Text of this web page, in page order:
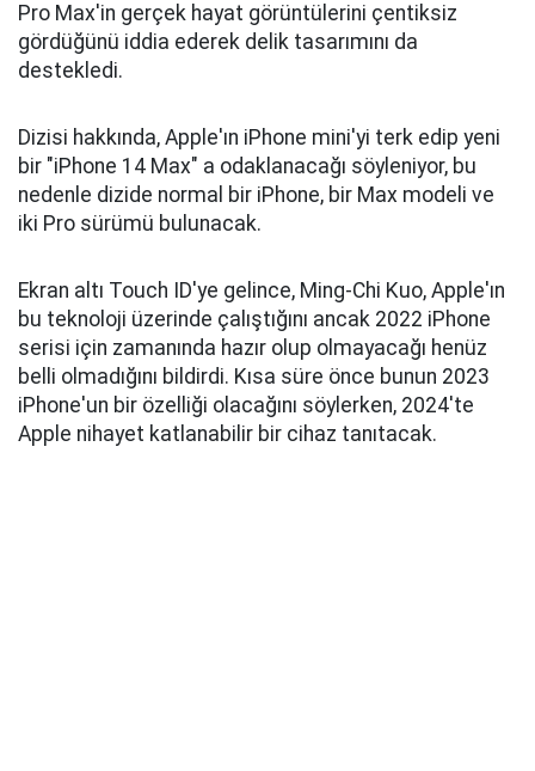
Pro Max'in gerçek hayat görüntülerini çentiksiz
gördüğünü iddia ederek delik tasarımını da
destekledi.
Dizisi hakkında, Apple'ın iPhone mini'yi terk edip yeni
bir "iPhone 14 Max" a odaklanacağı söyleniyor, bu
nedenle dizide normal bir iPhone, bir Max modeli ve
iki Pro sürümü bulunacak.
Ekran altı Touch ID'ye gelince, Ming-Chi Kuo, Apple'ın
bu teknoloji üzerinde çalıştığını ancak 2022 iPhone
serisi için zamanında hazır olup olmayacağı henüz
belli olmadığını bildirdi. Kısa süre önce bunun 2023
iPhone'un bir özelliği olacağını söylerken, 2024'te
Apple nihayet katlanabilir bir cihaz tanıtacak.